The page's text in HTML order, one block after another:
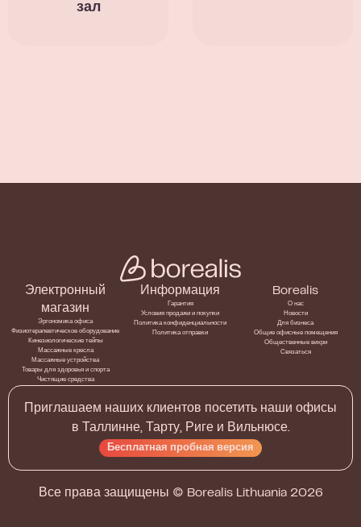
зал
Электронный
магазин
Эргономика офиса
Физиотерапевтическое оборудование
Кинезиологические тейпы
Массажные кресла
Массажные устройства
Товары для здоровья и спорта
Чистящие средства
Информация
Гарантия
Условия продажи и покупки
Политика конфиденциальности
Политика отправки
Borealis
О нас
Новости
Для бизнеса
Общие офисные помещения
Общественные вихри
Связаться
Приглашаем наших клиентов посетить наши офисы
в Таллинне, Тарту, Риге и Вильнюсе.
Бесплатная пробная версия
Все права защищены © Borealis Lithuania2026